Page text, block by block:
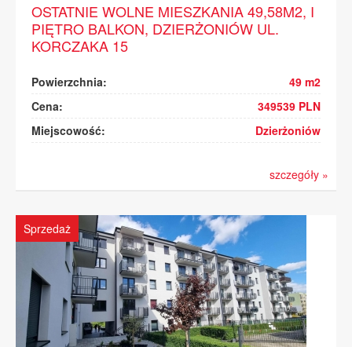
OSTATNIE WOLNE MIESZKANIA 49,58M2, I
PIĘTRO BALKON, DZIERŻONIÓW UL.
KORCZAKA 15
Powierzchnia:
49 m2
Cena:
349539 PLN
Miejscowość:
Dzierżoniów
szczegóły »
Sprzedaż